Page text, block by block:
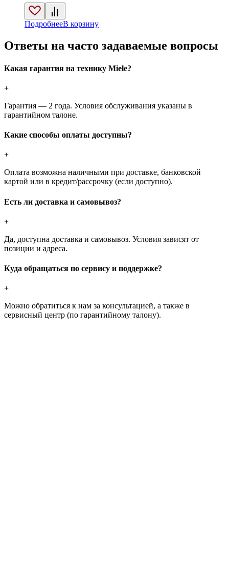
ПодробнееВ корзину
Ответы на часто задаваемые вопросы
Какая гарантия на технику Miele?
+
Гарантия — 2 года. Условия обслуживания указаны в
гарантийном талоне.
Какие способы оплаты доступны?
+
Оплата возможна наличными при доставке, банковской
картой или в кредит/рассрочку (если доступно).
Есть ли доставка и самовывоз?
+
Да, доступна доставка и самовывоз. Условия зависят от
позиции и адреса.
Куда обращаться по сервису и поддержке?
+
Можно обратиться к нам за консультацией, а также в
сервисный центр (по гарантийному талону).